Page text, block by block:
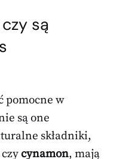
są
pomocne w
są one
składniki,
czycynamon, mają